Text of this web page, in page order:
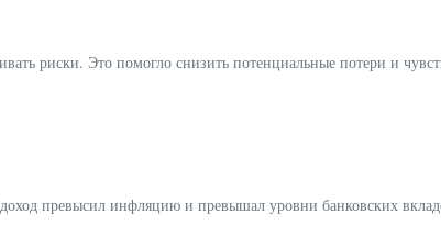
риски. Это помогло снизить потенциальные потери и
превысил инфляцию и превышал уровни банковских